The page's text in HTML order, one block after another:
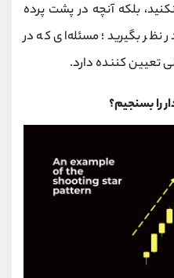
بلکه آنچه در پشت پرده
نظر بگیرید؛ مسئله‌ای که در
تعیین‌ کننده دارد.
را بسنجیم؟